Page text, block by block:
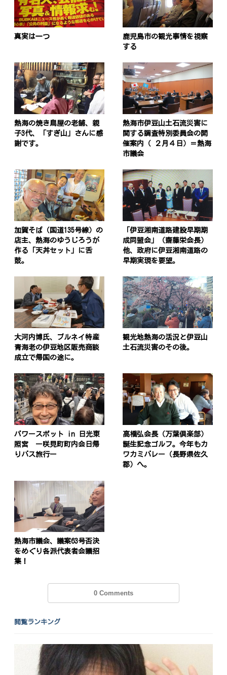
真実は一つ
鹿児島市の観光事情を視察
する
熱海の焼き鳥屋の老舗、親
子3代、「すぎ山」さんに感
謝です。
熱海市伊豆山土石流災害に
関する調査特別委員会の開
催案内（ ２月４日）＝熱海
市議会
加賀そば（国道135号線）の
店主、熱海のゆうじろうが
作る「天丼セット」に舌
鼓。
「伊豆湘南道路建設早期期
成同盟会」（齋藤栄会長）
他、政府に伊豆湘南道路の
早期実現を要望。
大河内博氏、ブルネイ特産
青海老の伊豆地区販売商談
成立で帰国の途に。
観光地熱海の活況と伊豆山
土石流災害のその後。
パワースポット in 日光東
照宮 ー咲見町町内会日帰
りバス旅行ー
高橋弘会長（万葉倶楽部）
誕生記念ゴルフ。今年もカ
ワカミバレー（長野県佐久
郡）へ。
熱海市議会、議案63号否決
をめぐり各派代表者会議招
集！
0 Comments
閲覧ランキング